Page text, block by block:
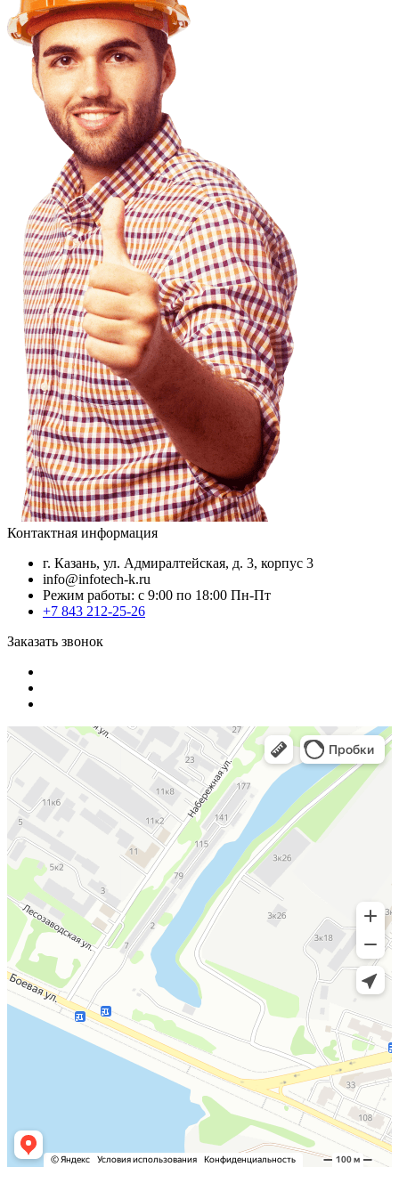
Контактная информация
г. Казань, ул. Адмиралтейская, д. 3, корпус 3
info@infotech-k.ru
Режим работы: с 9:00 по 18:00 Пн-Пт
+7 843 212-25-26
Заказать звонок